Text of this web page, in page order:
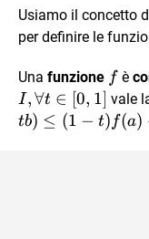
Usiamo il concetto
per definire le
Una funzione ff è
I,∀t ∈ [0, 1] vale
tb) ≤ (1 − t) f(a)